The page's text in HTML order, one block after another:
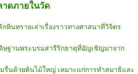
ดภายในวัด
กหินทรายเล่าเรื่องราวทางศาสนาที่วิจิตร
ษฐานพระบรมสารีริกธาตุที่อัญเชิญมาจาก
รื่นด้วยต้นไม้ใหญ่ เหมาะแก่การทำสมาธิและ